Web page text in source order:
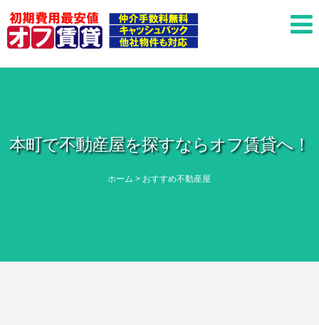
本町で不動産屋を探すならオフ賃貸へ！
ホーム > おすすめ不動産屋